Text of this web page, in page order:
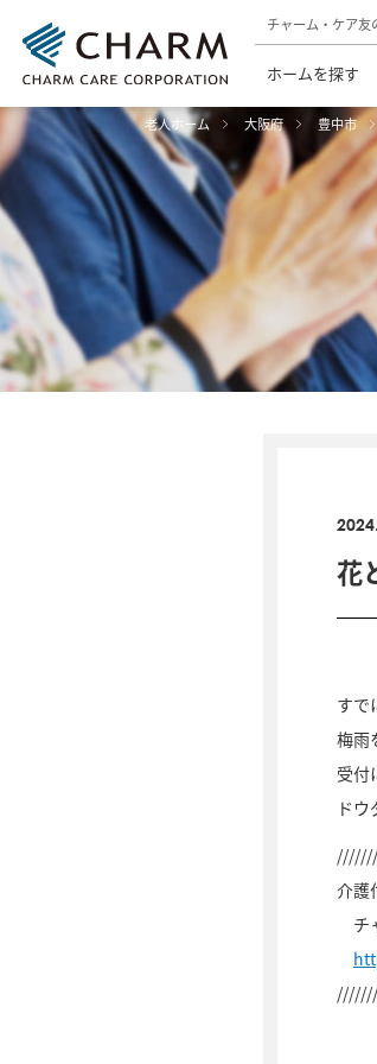
チャーム・ケア友
ホームを探す
老人ホーム 大阪府 豊中市
花
すで
梅雨
受付
ド
介護
チ